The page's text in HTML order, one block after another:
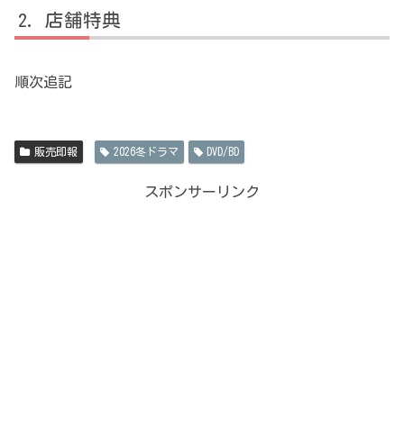
店舗特典
順次追記
販売即報 2026冬ドラマ DVD/BD
スポンサーリンク